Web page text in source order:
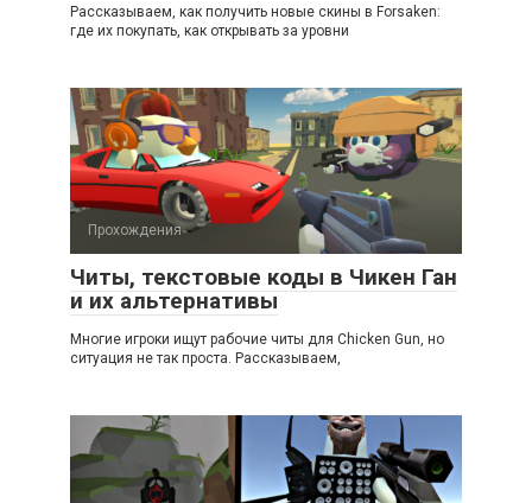
Рассказываем, как получить новые скины в Forsaken:
где их покупать, как открывать за уровни
Прохождения
Читы, текстовые коды в Чикен Ган
и их альтернативы
Многие игроки ищут рабочие читы для Chicken Gun, но
ситуация не так проста. Рассказываем,